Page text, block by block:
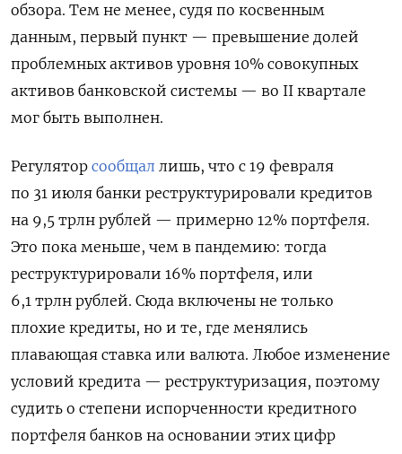
обзора. Тем не менее, судя по косвенным
данным, первый пункт — превышение долей
проблемных активов уровня 10% совокупных
активов банковской системы — во II квартале
мог быть выполнен.
Регулятор сообщал лишь, что с 19 февраля
по 31 июля банки реструктурировали кредитов
на 9,5 трлн рублей — примерно 12% портфеля.
Это пока меньше, чем в пандемию: тогда
реструктурировали 16% портфеля, или
6,1 трлн рублей. Сюда включены не только
плохие кредиты, но и те, где менялись
плавающая ставка или валюта. Любое изменение
условий кредита — реструктуризация, поэтому
судить о степени испорченности кредитного
портфеля банков на основании этих цифр